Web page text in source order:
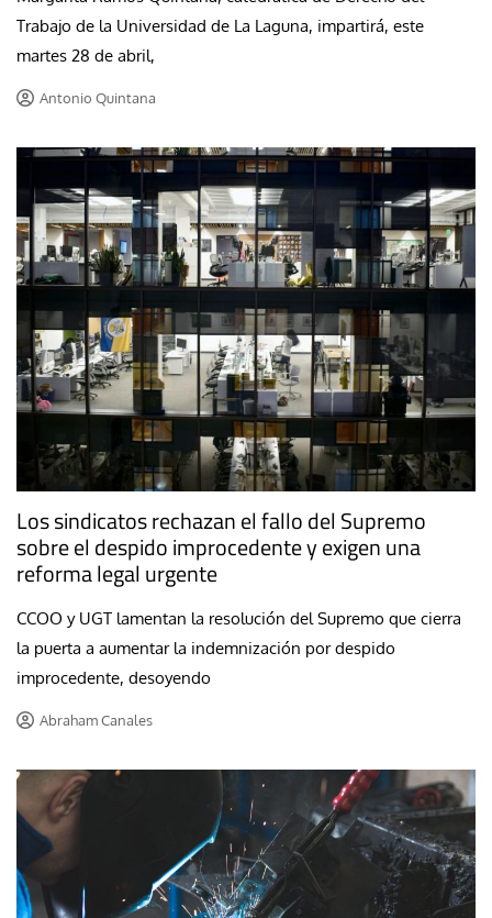
Trabajo de la Universidad de La Laguna, impartirá, este
martes 28 de abril,
Antonio Quintana
Los sindicatos rechazan el fallo del Supremo
sobre el despido improcedente y exigen una
reforma legal urgente
CCOO y UGT lamentan la resolución del Supremo que cierra
la puerta a aumentar la indemnización por despido
improcedente, desoyendo
Abraham Canales